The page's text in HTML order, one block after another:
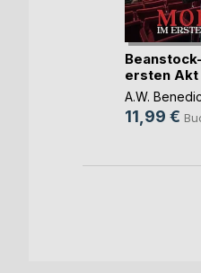
ersten Akt
A.W.
11,99 €